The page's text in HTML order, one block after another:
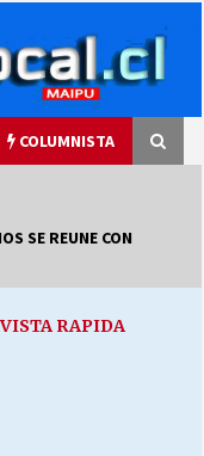
COLUMNISTA
69 AÑOS DE
SE REUNE CON
VISTA RAPIDA